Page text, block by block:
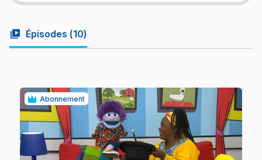
video_library Épisodes (10)
Abonnement